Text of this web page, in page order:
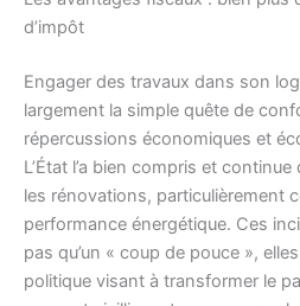
d’impôt
Engager des travaux dans son
largement la simple quête de
répercussions économiques et
L’État l’a bien compris et
les rénovations, particulièrement
performance énergétique. Ces
pas qu’un « coup de pouce »,
politique visant à transformer le